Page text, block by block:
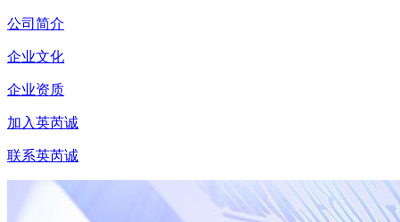
公司简介
企业文化
企业资质
加入英芮诚
联系英芮诚